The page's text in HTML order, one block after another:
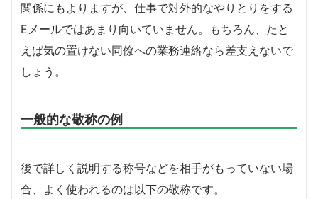
関係にもよりますが、仕事で対外的なやりとりをする
Eメールではあまり向いていません。もちろん、たと
えば気の置けない同僚への業務連絡なら差支えないで
しょう。
一般的な敬称の例
後で詳しく説明する称号などを相手がもっていない場
合、よく使われるのは以下の敬称です。